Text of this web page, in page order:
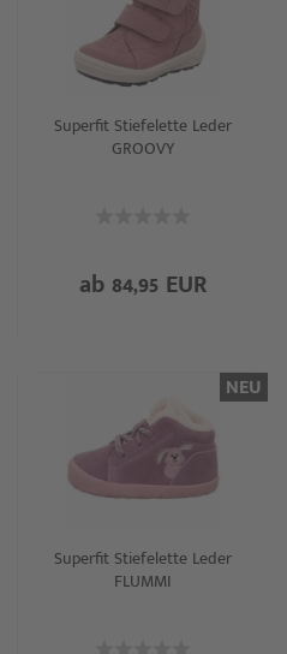
Superfit Stiefelette Leder
GROOVY
ab 84,95 EUR
NEU
Superfit Stiefelette Leder
FLUMMI